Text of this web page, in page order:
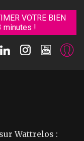
VOTRE BIEN
minutes !
Wattrelos :